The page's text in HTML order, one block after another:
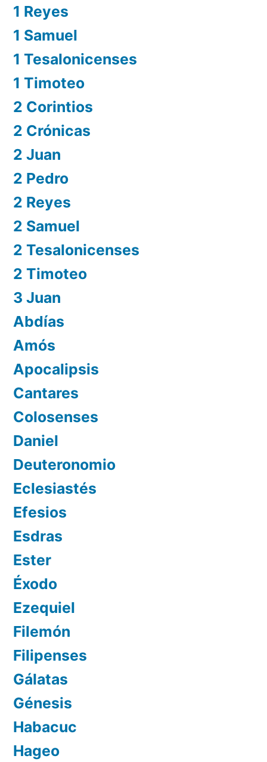
1 Reyes
1 Samuel
1 Tesalonicenses
1 Timoteo
2 Corintios
2 Crónicas
2 Juan
2 Pedro
2 Reyes
2 Samuel
2 Tesalonicenses
2 Timoteo
3 Juan
Abdías
Amós
Apocalipsis
Cantares
Colosenses
Daniel
Deuteronomio
Eclesiastés
Efesios
Esdras
Ester
Éxodo
Ezequiel
Filemón
Filipenses
Gálatas
Génesis
Habacuc
Hageo